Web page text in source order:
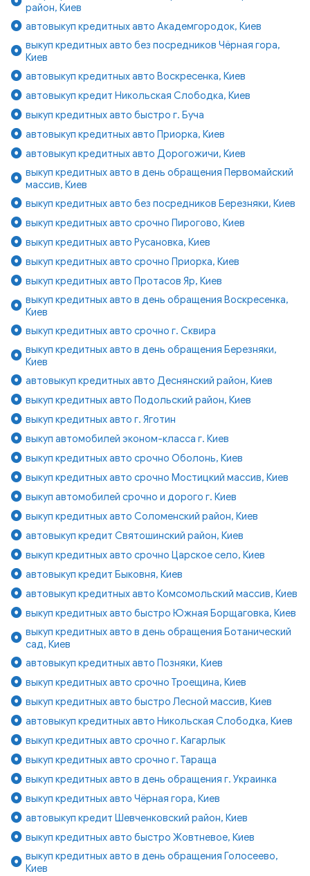
район, Киев
автовыкуп кредитных авто Академгородок, Киев
выкуп кредитных авто без посредников Чёрная гора,
Киев
автовыкуп кредитных авто Воскресенка, Киев
автовыкуп кредит Никольская Слободка, Киев
выкуп кредитных авто быстро г. Буча
автовыкуп кредитных авто Приорка, Киев
автовыкуп кредитных авто Дорогожичи, Киев
выкуп кредитных авто в день обращения Первомайский
массив, Киев
выкуп кредитных авто без посредников Березняки, Киев
выкуп кредитных авто срочно Пирогово, Киев
выкуп кредитных авто Русановка, Киев
выкуп кредитных авто срочно Приорка, Киев
выкуп кредитных авто Протасов Яр, Киев
выкуп кредитных авто в день обращения Воскресенка,
Киев
выкуп кредитных авто срочно г. Сквира
выкуп кредитных авто в день обращения Березняки,
Киев
автовыкуп кредитных авто Деснянский район, Киев
выкуп кредитных авто Подольский район, Киев
выкуп кредитных авто г. Яготин
выкуп автомобилей эконом-класса г. Киев
выкуп кредитных авто срочно Оболонь, Киев
выкуп кредитных авто срочно Мостицкий массив, Киев
выкуп автомобилей срочно и дорого г. Киев
выкуп кредитных авто Соломенский район, Киев
автовыкуп кредит Святошинский район, Киев
выкуп кредитных авто срочно Царское село, Киев
автовыкуп кредит Быковня, Киев
автовыкуп кредитных авто Комсомольский массив, Киев
выкуп кредитных авто быстро Южная Борщаговка, Киев
выкуп кредитных авто в день обращения Ботанический
сад, Киев
автовыкуп кредитных авто Позняки, Киев
выкуп кредитных авто срочно Троещина, Киев
выкуп кредитных авто быстро Лесной массив, Киев
автовыкуп кредитных авто Никольская Слободка, Киев
выкуп кредитных авто срочно г. Кагарлык
выкуп кредитных авто срочно г. Тараща
выкуп кредитных авто в день обращения г. Украинка
выкуп кредитных авто Чёрная гора, Киев
автовыкуп кредит Шевченковский район, Киев
выкуп кредитных авто быстро Жовтневое, Киев
выкуп кредитных авто в день обращения Голосеево,
Киев